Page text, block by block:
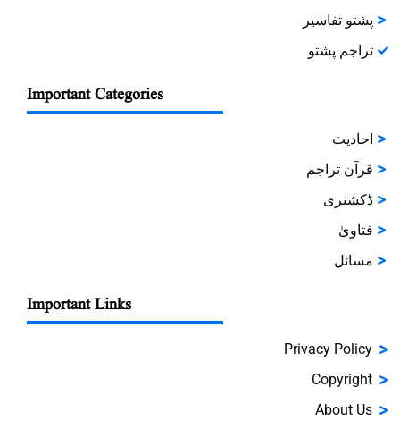
پشتو تفاسیر
تراجم پشتو
Important Categories
احادیث
قرآن تراجم
ڈکشنری
فتاویٰ
مسائل
Important Links
Privacy Policy
Copyright
About Us